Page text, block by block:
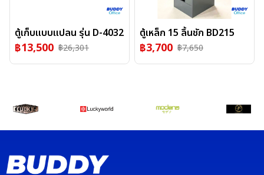
ตู้เก็บแบบแปลน รุ่น D-4032
฿13,500 ฿26,301
ตู้เหล็ก 15 ลิ้นชัก BD215
฿3,700 ฿7,650